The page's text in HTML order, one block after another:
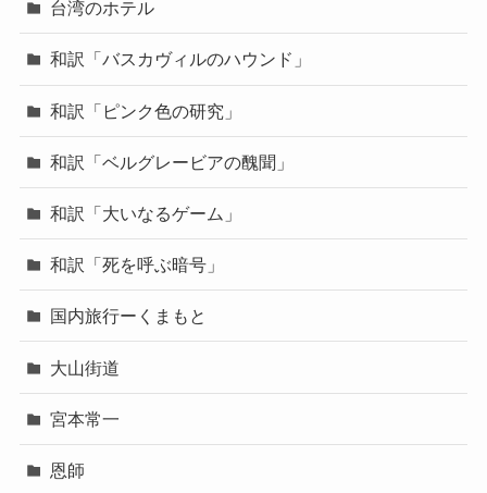
台湾のホテル
和訳「バスカヴィルのハウンド」
和訳「ピンク色の研究」
和訳「ベルグレービアの醜聞」
和訳「大いなるゲーム」
和訳「死を呼ぶ暗号」
国内旅行ーくまもと
大山街道
宮本常一
恩師